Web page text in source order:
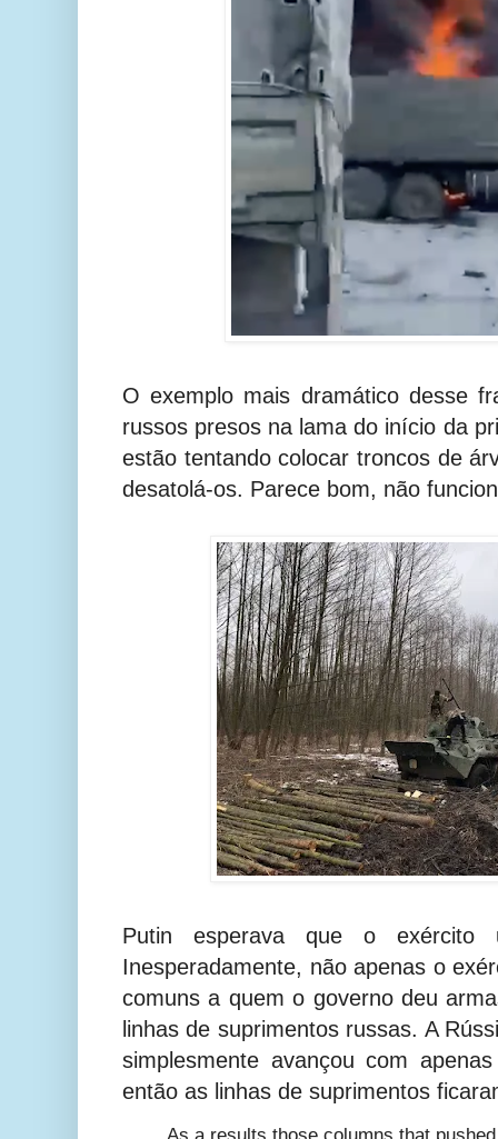
O exemplo mais dramático desse
russos presos na lama do início da
estão tentando colocar troncos de
desatolá-os. Parece bom, não
Putin esperava que o exército
Inesperadamente, não apenas o
comuns a quem o governo deu
linhas de suprimentos russas. A
simplesmente avançou com
então as linhas de suprimentos
As a results those columns that